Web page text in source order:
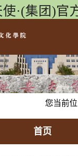
·(集团)官
您当前位
首页